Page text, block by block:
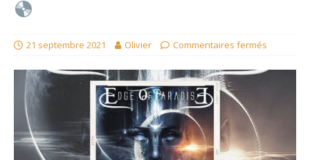
21 septembre 2021 Olivier Commentaires fermés